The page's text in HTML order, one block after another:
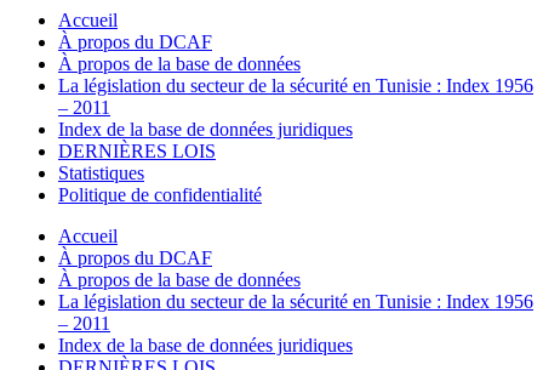
Accueil
À propos du DCAF
À propos de la base de données
La législation du secteur de la sécurité en Tunisie : Index 1956
– 2011
Index de la base de données juridiques
DERNIÈRES LOIS
Statistiques
Politique de confidentialité
Accueil
À propos du DCAF
À propos de la base de données
La législation du secteur de la sécurité en Tunisie : Index 1956
– 2011
Index de la base de données juridiques